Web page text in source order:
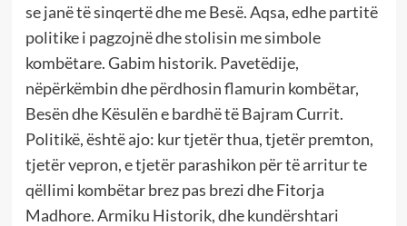
se janë të sinqertë dhe me Besë. Aqsa, edhe partitë
politike i pagzojnë dhe stolisin me simbole
kombëtare. Gabim historik. Pavetëdije,
nëpërkëmbin dhe përdhosin flamurin kombëtar,
Besën dhe Kësulën e bardhë të Bajram Currit.
Politikë, është ajo: kur tjetër thua, tjetër premton,
tjetër vepron, e tjetër parashikon për të arritur te
qëllimi kombëtar brez pas brezi dhe Fitorja
Madhore. Armiku Historik, dhe kundërshtari